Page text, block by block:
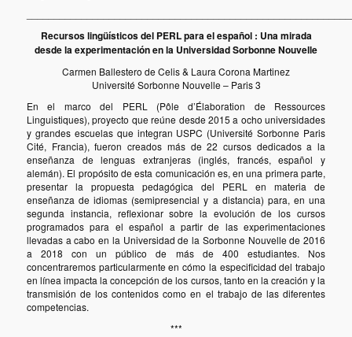
Recursos lingüísticos del PERL para el español : Una mirada
desde la experimentación en la Universidad Sorbonne Nouvelle
Carmen Ballestero de Celis & Laura Corona Martinez
Université Sorbonne Nouvelle – Paris 3
En el marco del PERL (Pôle d’Élaboration de Ressources
Linguistiques), proyecto que reúne desde 2015 a ocho universidades
y grandes escuelas que integran USPC (Université Sorbonne Paris
Cité, Francia), fueron creados más de 22 cursos dedicados a la
enseñanza de lenguas extranjeras (inglés, francés, español y
alemán). El propósito de esta comunicación es, en una primera parte,
presentar la propuesta pedagógica del PERL en materia de
enseñanza de idiomas (semipresencial y a distancia) para, en una
segunda instancia, reflexionar sobre la evolución de los cursos
programados para el español a partir de las experimentaciones
llevadas a cabo en la Universidad de la Sorbonne Nouvelle de 2016
a 2018 con un público de más de 400 estudiantes. Nos
concentraremos particularmente en cómo la especificidad del trabajo
en línea impacta la concepción de los cursos, tanto en la creación y la
transmisión de los contenidos como en el trabajo de las diferentes
competencias.
***